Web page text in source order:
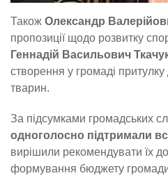
Також Олександр
пропозиції щодо розвитку
Геннадій Васильович
створення у громаді
тварин.
За підсумками громадських
одноголосно підтримали
вирішили рекомендувати їх
формування бюджету громади